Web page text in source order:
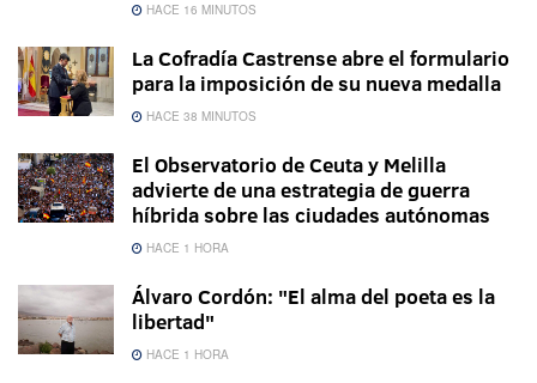
HACE 16 MINUTOS
La Cofradía Castrense abre el formulario
para la imposición de su nueva medalla
HACE 38 MINUTOS
El Observatorio de Ceuta y Melilla
advierte de una estrategia de guerra
híbrida sobre las ciudades autónomas
HACE 1 HORA
Álvaro Cordón: "El alma del poeta es la
libertad"
HACE 1 HORA